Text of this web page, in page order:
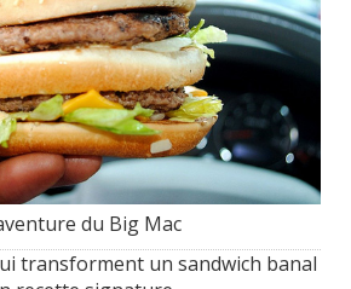
du Big Mac
transforment un sandwich banal